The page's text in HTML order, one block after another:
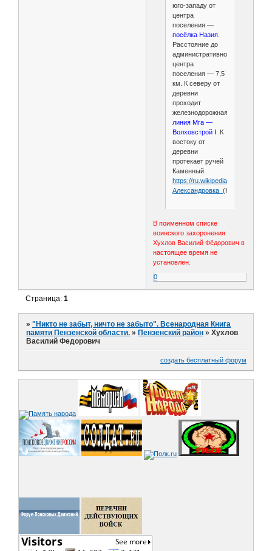
юго-западу от
центра
поселения —
посёлка Назия.
Расстояние до
административного
центра
поселения — 7,5
км. К северу от
деревни
проходит
железнодорожная
линия Мга —
Волховстрой I.
К
востоку от
деревни
протекает ручей
Каменный.
https://ru.wikipedia.org/wiki/
Александровка_
В поименном списке
воинского захоронения
Хухлов Василий Фёдорович в
настоящее время не
установлен.
0
Страница:1
»"Никто не забыт, ничто не забыто". Всенародная Книга
памяти Пензенской области. »Пензенский район »Хухлов
Василий Федорович
создать бесплатный форум